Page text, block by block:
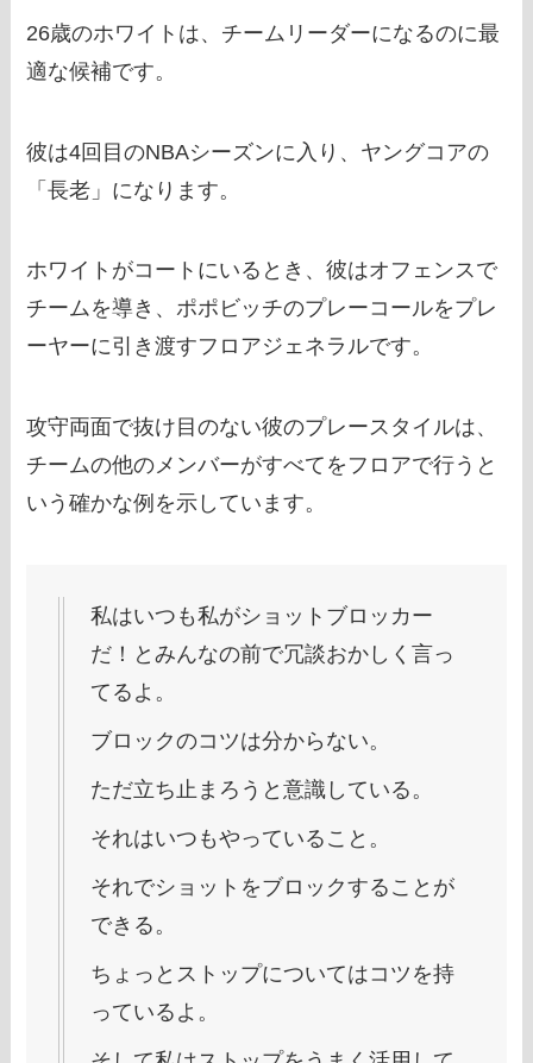
26歳のホワイトは、チームリーダーになるのに最
適な候補です。
彼は4回目のNBAシーズンに入り、ヤングコアの
「長老」になります。
ホワイトがコートにいるとき、彼はオフェンスで
チームを導き、ポポビッチのプレーコールをプレ
ーヤーに引き渡すフロアジェネラルです。
攻守両面で抜け目のない彼のプレースタイルは、
チームの他のメンバーがすべてをフロアで行うと
いう確かな例を示しています。
私はいつも私がショットブロッカー
だ！とみんなの前で冗談おかしく言っ
てるよ。
ブロックのコツは分からない。
ただ立ち止まろうと意識している。
それはいつもやっていること。
それでショットをブロックすることが
できる。
ちょっとストップについてはコツを持
っているよ。